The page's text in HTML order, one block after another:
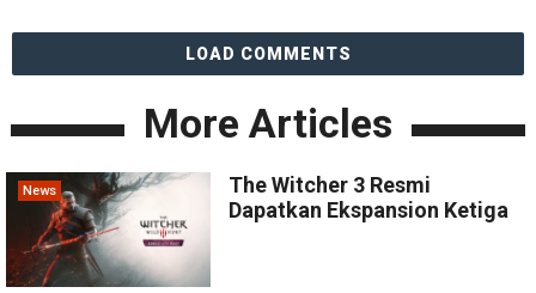
LOAD COMMENTS
More Articles
News
The Witcher 3 Resmi
Dapatkan Ekspansion Ketiga